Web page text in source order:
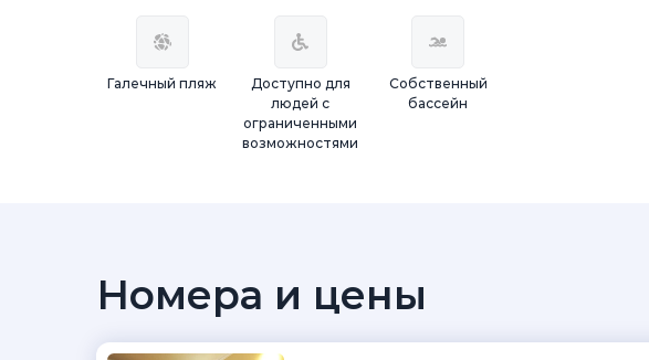
Галечный пляж
Доступно для
людей с
ограниченными
возможностями
Собственный
бассейн
Номера и цены